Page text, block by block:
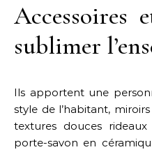
Accessoires
sublimer
Ils apportent une
style de l’habitant,
textures douces
porte-savon en